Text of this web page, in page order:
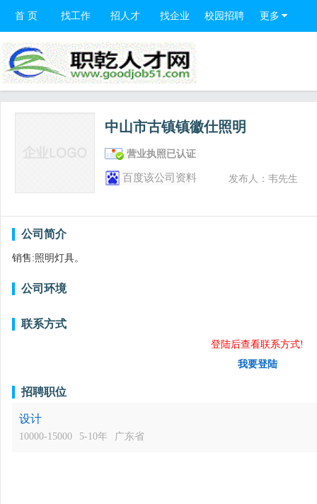
首 页 找工作 招人才 找企业 校园招聘 更多
中山市古镇镇徽仕照明
营业执照已认证
百度该公司资料 发布人：韦先生
公司简介
销售:照明灯具。
公司环境
联系方式
登陆后查看联系方式!
我要登陆
招聘职位
设计
10000-15000 5-10年 广东省